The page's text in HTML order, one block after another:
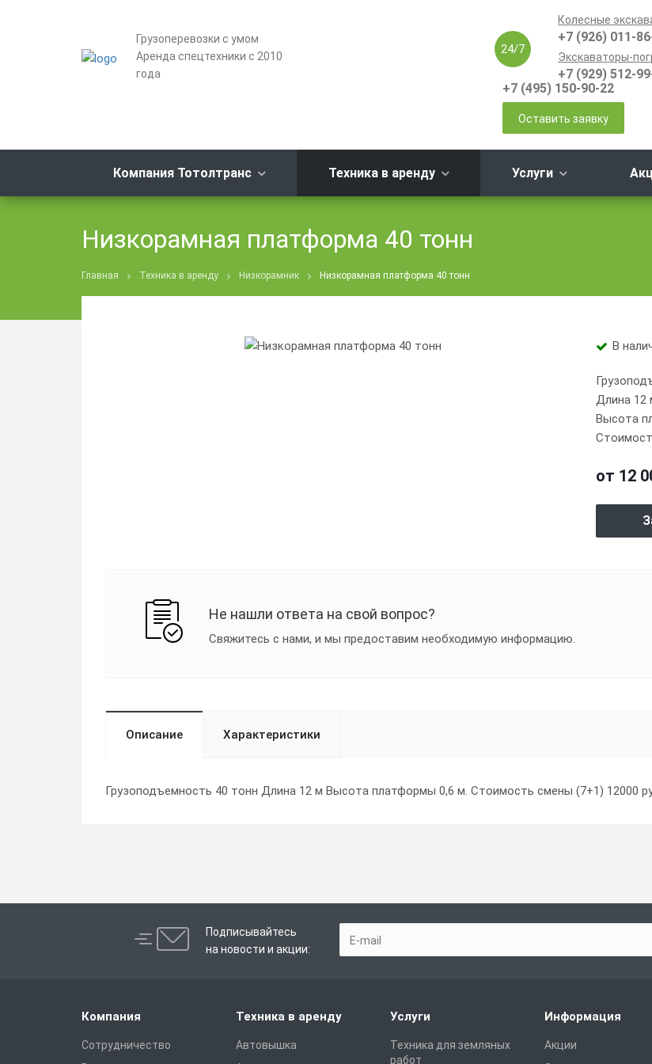
Грузоперевозки с умом
Аренда спецтехники с 2010
года
24/7
Колесные
+7 (926) 011-
Экскаваторы-
+7 (929) 512-
+7 (495) 150-90-22
Оставить заявку
Компания Тотолтранс Техника в аренду Услуги
Низкорамная платформа 40 тонн
Главная Техника в аренду Низкорамник Низкорамная платформа 40 тонн
В
Длина 12
Высота
от 12
Не нашли ответа на свой вопрос?
Свяжитесь с нами, и мы предоставим необходимую информацию.
Описание Характеристики
Грузоподъемность 40 тонн Длина 12 м Высота платформы 0,6 м. Стоимость смены (7+1) 12000
Подписывайтесь
на новости и акции:
Компания
Сотрудничество
Техника в аренду
Автовышка
Услуги
Техника для земляных
работ
Информация
Акции